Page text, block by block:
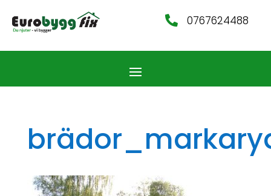
 0767624488